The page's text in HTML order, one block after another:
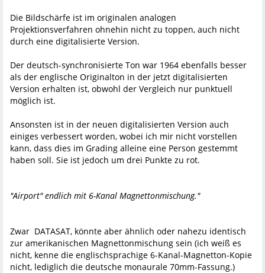
Die Bildschärfe ist im originalen analogen
Projektionsverfahren ohnehin nicht zu toppen, auch nicht
durch eine digitalisierte Version.
Der deutsch-synchronisierte Ton war 1964 ebenfalls besser
als der englische Originalton in der jetzt digitalisierten
Version erhalten ist, obwohl der Vergleich nur punktuell
möglich ist.
Ansonsten ist in der neuen digitalisierten Version auch
einiges verbessert worden, wobei ich mir nicht vorstellen
kann, dass dies im Grading alleine eine Person gestemmt
haben soll. Sie ist jedoch um drei Punkte zu rot.
"Airport" endlich mit 6-Kanal Magnettonmischung."
Zwar DATASAT, könnte aber ähnlich oder nahezu identisch
zur amerikanischen Magnettonmischung sein (ich weiß es
nicht, kenne die englischsprachige 6-Kanal-Magnetton-Kopie
nicht, lediglich die deutsche monaurale 70mm-Fassung.)